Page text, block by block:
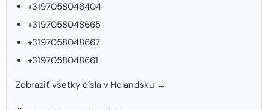
+3197058046404
+3197058048665
+3197058048667
+3197058048661
Zobraziť všetky čísla v Holandsku →